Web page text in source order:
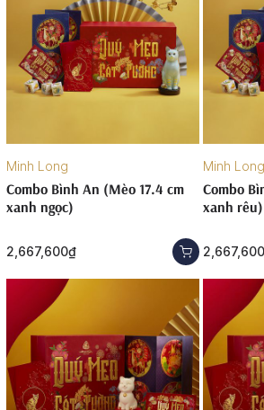
Minh Long
Combo Bình An (Mèo 17.4 cm
xanh ngọc)
2,667,600₫
Minh Long
Combo
xanh rêu)